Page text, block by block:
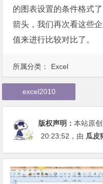
的图表设置的条件格式
箭头，我们再次看这些
值来进行比较对比了。
所属分类： Excel
excel2010
版权声明：本站原
20:23:52 ，由 瓜皮